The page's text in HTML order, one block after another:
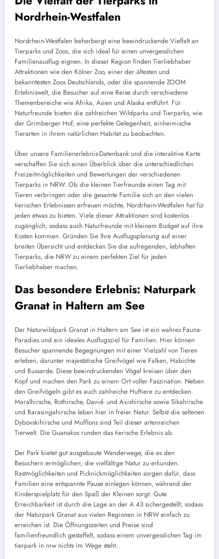
Nordrhein-Westfalen
Nordrhein-Westfalen beherbergt eine beeindruckende Vielfalt an
Tierparks und Zoos, die sich ideal für einen unvergesslichen
Familienausflug eignen. In dieser Region finden Tierliebhaber
Attraktionen wie den Kölner Zoo, einer der ältesten und
bekanntesten Zoos Deutschlands, oder die spannende ZOOM
Erlebniswelt, die Besucher auf eine Reise durch verschiedene
Themenbereiche wie Afrika, Asien und Alaska entführt. Für
Naturfreunde bieten die zahlreichen Wildparks und Tierparks, wie
der Grimberger Hof, eine perfekte Gelegenheit, einheimische
Tierarten in ihrem natürlichen Habitat zu beobachten.
Über unsere Familienerlebnis-Datenbank und die interaktive Karte
verschaffen Sie sich einen Überblick über die unterschiedlichen
Freizeitmöglichkeiten und Bewertungen der verschiedenen
Tierparks in NRW. Ob die kleinen Tierfreunde einen Tag mit
Tieren verbringen oder die gesamte Familie sich an den vielen
tierischen Erlebnissen erfreuen möchte, Nordrhein-Westfalen hat für
jeden etwas zu bieten. Viele dieser Attraktionen sind kostenlos
zugänglich, sodass auch Naturfreunde mit kleinem Budget auf ihre
Kosten kommen. Gründen Sie Ihre Ausflugsplanung auf einer
breiten Übersicht und entdecken Sie die aufregenden, lebhaften
Tierparks, die NRW zu einem perfekten Ziel für jeden
Tierliebhaber machen.
Das besondere Erlebnis: Naturpark
Granat in Haltern am See
Der Naturwildpark Granat in Haltern am See ist ein wahres Fauna-
Paradies und ein ideales Ausflugsziel für Familien. Hier können
Besucher spannende Begegnungen mit einer Vielzahl von Tieren
erleben, darunter majestätische Greifvögel wie Falken, Habichte
und Bussarde. Diese beeindruckenden Vögel kreisen über den
Kopf und machen den Park zu einem Ort voller Faszination. Neben
den Greifvögeln gibt es auch zahlreiche Huftiere zu entdecken.
Maralhirsche, Rothirsche, David- und Axishirsche sowie Sikahirsche
und Barasingahirsche leben hier in freier Natur. Selbst die seltenen
Dybovskihirsche und Mufflons sind Teil dieser artenreichen
Tierwelt. Die Guanakos runden das tierische Erlebnis ab.
Der Park bietet gut ausgebaute Wanderwege, die es den
Besuchern ermöglichen, die vielfältige Natur zu erkunden.
Rastmöglichkeiten und Picknickmöglichkeiten sorgen dafür, dass
Familien eine entspannte Pause einlegen können, während der
Kinderspielplatz für den Spaß der Kleinen sorgt. Gute
Erreichbarkeit ist durch die Lage an der A 43 sichergestellt, sodass
der Naturpark Granat aus vielen Regionen in NRW einfach zu
erreichen ist. Die Öffnungszeiten und Preise sind
familienfreundlich gestaffelt, sodass einem unvergesslichen Tag im
tierpark in nrw nichts im Wege steht.